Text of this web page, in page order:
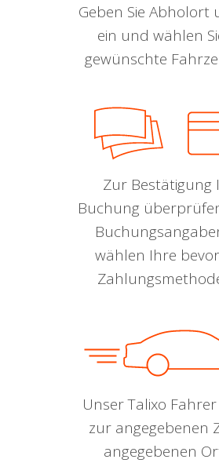
Geben Sie Abholort
ein und wählen
gewünschte
Zur Bestätigung
Buchung
wählen Ihre
Unser Talixo
zur angegebenen
angegebenen